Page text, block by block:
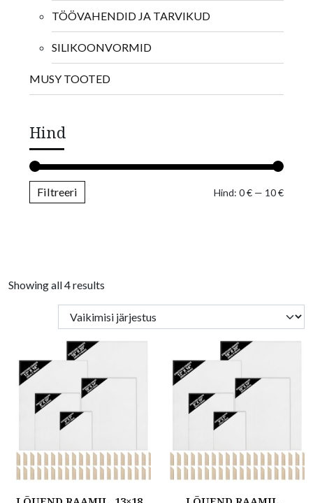
Showing all 4 results
TÖÖVAHENDID JA TARVIKUD
SILIKOONVORMID
MUSY TOOTED
Hind
Filtreeri Hind: 0 € — 10 €